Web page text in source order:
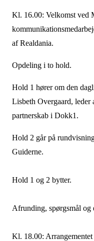
Kl. 16.00: Velkomst ved
af Realdania.
Opdeling i to hold.
Hold 1 hører om den
Lisbeth Overgaard,
partnerskab i Dokk1.
Hold 2 går på
Guiderne.
Hold 1 og 2 bytter.
Afrunding, spørgsmål
Kl. 18.00: Arrangementet